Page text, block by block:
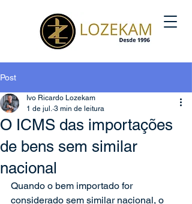
Post
O ICMS das importações
de bens sem similar
nacional
Ivo Ricardo Lozekam
1 de jul. 3 min de leitura
Quando o bem importado for
considerado sem similar nacional, o